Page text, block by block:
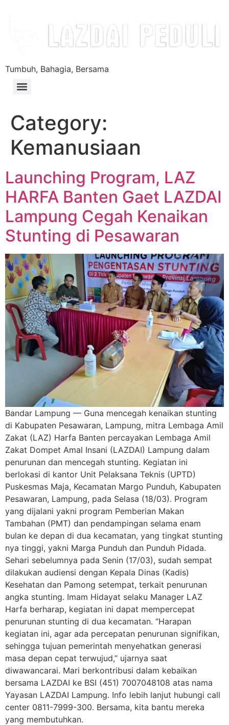
Tumbuh, Bahagia, Bersama
Category:
Kemanusiaan
Launching Program, LAZ
HARFA Banten Gaet LAZDAI
Lampung Cegah Kenaikan
Stunting di Pesawaran
Bandar Lampung — Guna mencegah kenaikan stunting
di Kabupaten Pesawaran, Lampung, mitra Lembaga Amil
Zakat (LAZ) Harfa Banten percayakan Lembaga Amil
Zakat Dompet Amal Insani (LAZDAI) Lampung dalam
penurunan dan mencegah stunting. Kegiatan ini
berlokasi di kantor Unit Pelaksana Teknis (UPTD)
Puskesmas Maja, Kecamatan Margo Punduh, Kabupaten
Pesawaran, Lampung, pada Selasa (18/03). Program
yang dijalani yakni program Pemberian Makan
Tambahan (PMT) dan pendampingan selama enam
bulan ke depan di dua kecamatan, yang tingkat stunting
nya tinggi, yakni Marga Punduh dan Punduh Pidada.
Sehari sebelumnya pada Senin (17/03), sudah sempat
dilakukan audiensi dengan Kepala Dinas (Kadis)
Kesehatan dan Pamong setempat, terkait penurunan
angka stunting. Imam Hidayat selaku Manager LAZ
Harfa berharap, kegiatan ini dapat mempercepat
penurunan stunting di dua kecamatan. “Harapan
kegiatan ini, agar ada percepatan penurunan signifikan,
sehingga tujuan pemerintah menyehatkan generasi
masa depan cepat terwujud,” ujarnya saat
diwawancarai. Mari berkontribusi dalam kebaikan
bersama LAZDAI ke BSI (451) 7007048108 atas nama
Yayasan LAZDAI Lampung. Info lebih lanjut hubungi call
center 0811-7999-300. Bersama, kita bantu mereka
yang membutuhkan.